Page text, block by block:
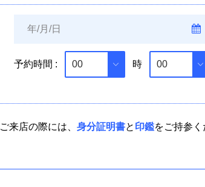
予約時間 : 時
ご来店の際には、 身分証明書と 印鑑をご持参く